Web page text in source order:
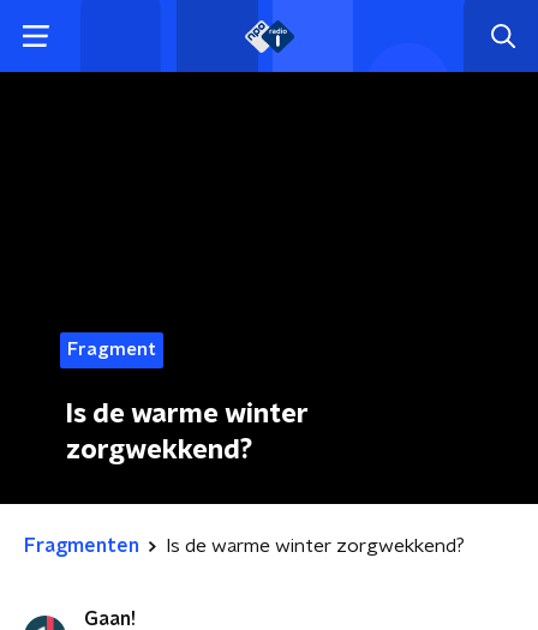
Fragment
Is de warme winter
zorgwekkend?
Fragmenten Is de warme winter zorgwekkend?
Gaan!